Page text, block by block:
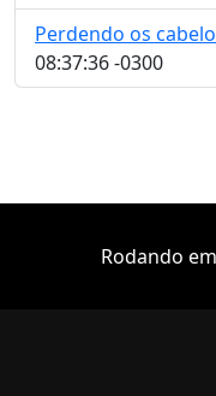
Perdendo os
08:37:36 -0300
Rodando